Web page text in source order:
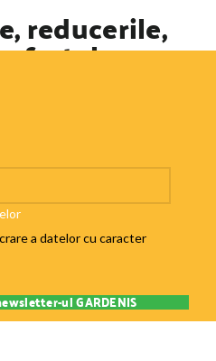
reducerile,
a datelor cu caracter